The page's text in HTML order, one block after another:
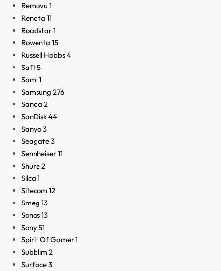
Removu 1
Renata 11
Roadstar1
Rowenta 15
Russell Hobbs4
Saft5
Sami1
Samsung 276
Sanda 2
SanDisk44
Sanyo3
Seagate3
Sennheiser11
Shure2
Silca 1
Sitecom 12
Smeg 13
Sonos13
Sony51
Spirit Of Gamer1
Subblim 2
Surface3